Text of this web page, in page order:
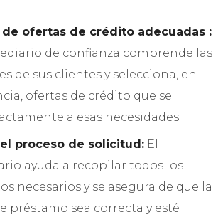
ofertas de crédito adecuadas :
de confianza comprende las
de sus clientes y selecciona, en
ofertas de crédito que se
a esas necesidades.
proceso de solicitud: El
ayuda a recopilar todos los
necesarios y se asegura de que la
préstamo sea correcta y esté